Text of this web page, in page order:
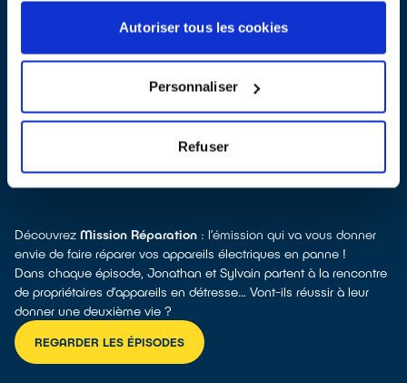
Autoriser tous les cookies
Personnaliser
Refuser
Toutes les réponses à vos questions sur la réparation
Découvrez Mission Réparation : l’émission qui va vous donner
envie de faire réparer vos appareils électriques en panne !
Dans chaque épisode, Jonathan et Sylvain partent à la rencontre
de propriétaires d’appareils en détresse… Vont-ils réussir à leur
donner une deuxième vie ?
REGARDER LES ÉPISODES